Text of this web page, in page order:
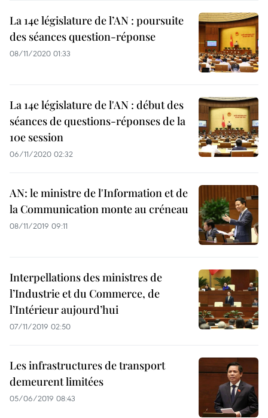
La 14e législature de l’AN : poursuite
des séances question-réponse
08/11/2020 01:33
La 14e législature de l'AN : début des
séances de questions-réponses de la
10e session
06/11/2020 02:32
AN: le ministre de l'Information et de
la Communication monte au créneau
08/11/2019 09:11
Interpellations des ministres de
l’Industrie et du Commerce, de
l’Intérieur aujourd’hui
07/11/2019 02:50
Les infrastructures de transport
demeurent limitées
05/06/2019 08:43